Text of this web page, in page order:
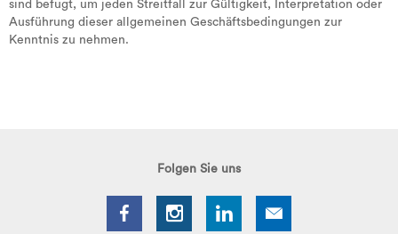
sind befugt, um jeden Streitfall zur Gültigkeit, Interpretation oder
Ausführung dieser allgemeinen Geschäftsbedingungen zur
Kenntnis zu nehmen.
Folgen Sie uns